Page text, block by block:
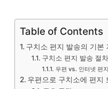
Table of Contents
구치소 편지 발송의 기본
구치소 편지 발송 절차
우편 vs. 인터넷 편지
우편으로 구치소에 편지